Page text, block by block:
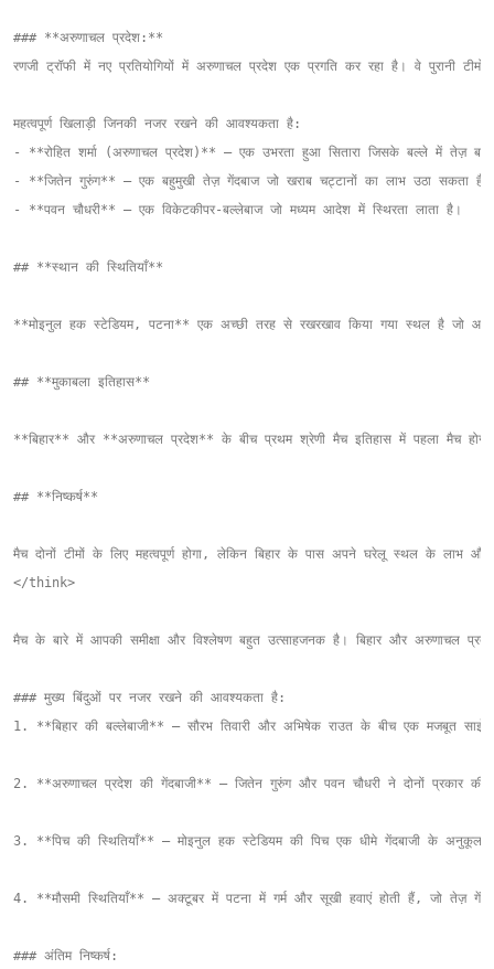
### **अरुणाचल प्रदेश:**
रणजी ट्रॉफी में नए प्रतियोगियों में अरुणाचल प्रदेश एक प्रगति कर रहा है। वे पुरानी
महत्वपूर्ण खिलाड़ी जिनकी नजर रखने की आवश्यकता है:
- **रोहित शर्मा (अरुणाचल प्रदेश)** – एक उभरता हुआ सितारा जिसके बल्ले में तेज़
- **जितेन गुरुंग** – एक बहुमुखी तेज़ गेंदबाज जो खराब चट्टानों का लाभ उठा सकता है
- **पवन चौधरी** – एक विकेटकीपर-बल्लेबाज जो मध्यम आदेश में स्थिरता लाता है।
## **स्थान की स्थितियाँ**
**मोइनुल हक स्टेडियम, पटना** एक अच्छी तरह से रखरखाव किया गया स्थल है जो
## **मुकाबला इतिहास**
**बिहार** और **अरुणाचल प्रदेश** के बीच प्रथम श्रेणी मैच इतिहास में पहला मैच
## **निष्कर्ष**
मैच दोनों टीमों के लिए महत्वपूर्ण होगा, लेकिन बिहार के पास अपने घरेलू स्थल के लाभ
</think>
मैच के बारे में आपकी समीक्षा और विश्लेषण बहुत उत्साहजनक है। बिहार और अरुणाचल
### मुख्य बिंदुओं पर नजर रखने की आवश्यकता है:
1. **बिहार की बल्लेबाजी** – सौरभ तिवारी और अभिषेक राउत के बीच एक मजबूत
2. **अरुणाचल प्रदेश की गेंदबाजी** – जितेन गुरुंग और पवन चौधरी ने दोनों प्रकार की
3. **पिच की स्थितियाँ** – मोइनुल हक स्टेडियम की पिच एक धीमे गेंदबाजी के अनुकूल
4. **मौसमी स्थितियाँ** – अक्टूबर में पटना में गर्म और सूखी हवाएं होती हैं, जो तेज़
### अंतिम निष्कर्ष: